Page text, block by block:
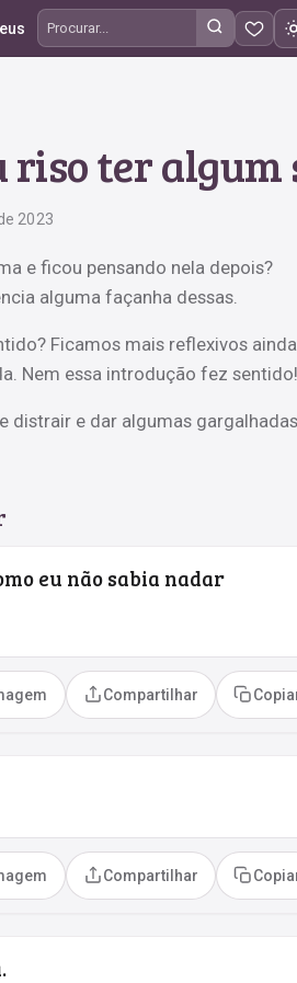
Procurar frases
riso ter algum
2023
e ficou pensando nela depois?
alguma façanha dessas.
Ficamos mais reflexivos
Nem essa introdução fez sentido!
distrair e dar algumas
eu não sabia nadar
Compartilhar
Compartilhar